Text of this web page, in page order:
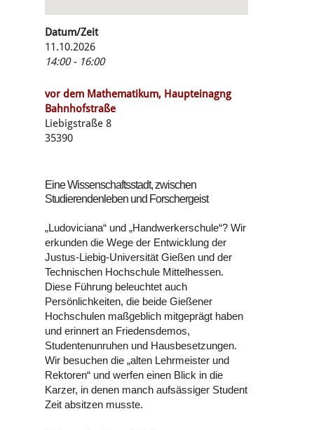
Datum/Zeit
11.10.2026
14:00 - 16:00
vor dem Mathematikum, Haupteinagng
Bahnhofstraße
Liebigstraße 8
35390
Eine Wissenschaftsstadt, zwischen
Studierendenleben und Forschergeist
„Ludoviciana“ und „Handwerkerschule“? Wir
erkunden die Wege der Entwicklung der
Justus-Liebig-Universität Gießen und der
Technischen Hochschule Mittelhessen.
Diese Führung beleuchtet auch
Persönlichkeiten, die beide Gießener
Hochschulen maßgeblich mitgeprägt haben
und erinnert an Friedensdemos,
Studentenunruhen und Hausbesetzungen.
Wir besuchen die „alten Lehrmeister und
Rektoren“ und werfen einen Blick in die
Karzer, in denen manch aufsässiger Student
Zeit absitzen musste.